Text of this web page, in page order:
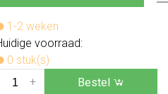
levertijd:
1-2 weken
voorraad:
0 stuk(s)
+ Bestel